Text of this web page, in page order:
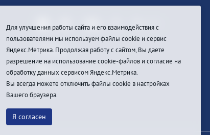
Sign In
Для улучшения работы сайта и его взаимодействия с
пользователями мы используем файлы cookie и сервис
Яндекс.Метрика. Продолжая работу с сайтом, Вы даете
разрешение на использование cookie-файлов и согласие на
обработку данных сервисом Яндекс.Метрика.
Вы всегда можете отключить файлы cookie в настройках
Вашего браузера.
Я согласен